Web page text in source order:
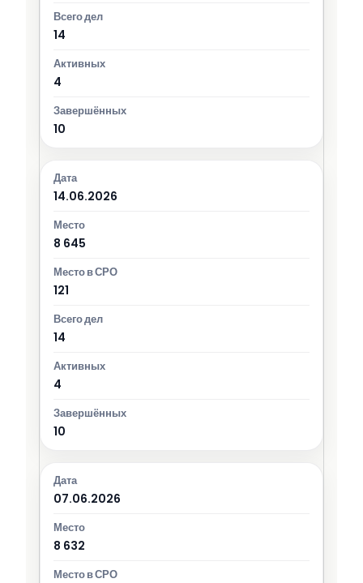
14
4
10
14.06.2026
8 645
121
14
4
10
07.06.2026
8 632